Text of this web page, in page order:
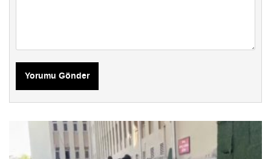
Yorumu Gönder